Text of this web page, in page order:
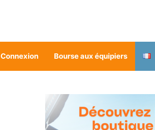
Connexion Bourse aux équipiers